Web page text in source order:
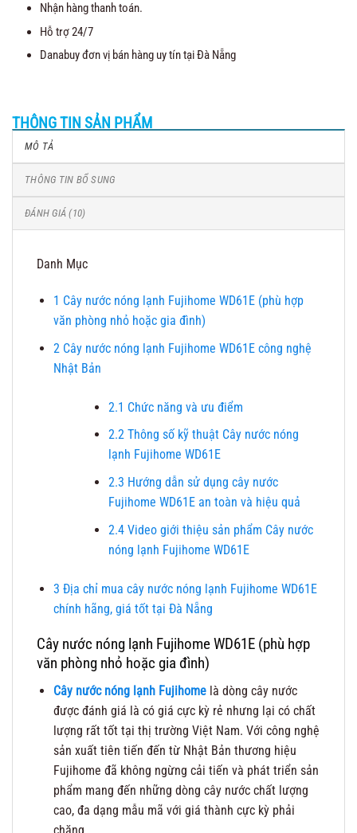
Nhận hàng thanh toán.
Hỗ trợ 24/7
Danabuy đơn vị bán hàng uy tín tại Đà Nẵng
THÔNG TIN SẢN PHẨM
MÔ TẢ
THÔNG TIN BỔ SUNG
ĐÁNH GIÁ (10)
Danh Mục
1 Cây nước nóng lạnh Fujihome WD61E (phù hợp
văn phòng nhỏ hoặc gia đình)
2Cây nước nóng lạnh Fujihome WD61E công nghệ
Nhật Bản
2.1 Chức năng và ưu điểm
2.2Thông số kỹ thuật Cây nước nóng
lạnh Fujihome WD61E
2.3 Hướng dẫn sử dụng cây nước
Fujihome WD61E an toàn và hiệu quả
2.4Video giới thiệu sản phẩm Cây nước
nóng lạnh Fujihome WD61E
3 Địa chỉ mua cây nước nóng lạnh Fujihome WD61E
chính hãng, giá tốt tại Đà Nẵng
Cây nước nóng lạnh Fujihome WD61E (phù hợp
văn phòng nhỏ hoặc gia đình)
Cây nước nóng lạnh Fujihomelà dòng cây nước
được đánh giá là có giá cực kỳ rẻ nhưng lại có chất
lượng rất tốt tại thị trường Việt Nam. Với công nghệ
sản xuất tiên tiến đến từ Nhật Bản thương hiệu
Fujihome đã không ngừng cải tiến và phát triển sản
phẩm mang đến những dòng cây nước chất lượng
cao, đa dạng mẫu mã với giá thành cực kỳ phải